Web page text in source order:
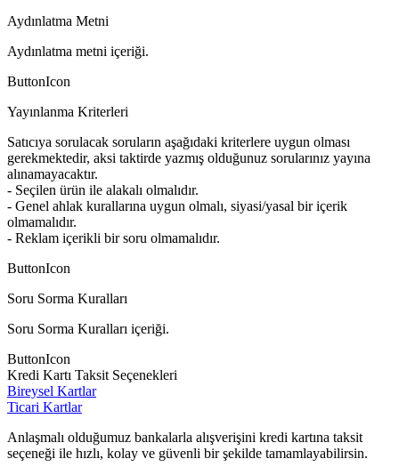
Aydınlatma Metni
Aydınlatma metni içeriği.
ButtonIcon
Yayınlanma Kriterleri
Satıcıya sorulacak soruların aşağıdaki kriterlere uygun olması
gerekmektedir, aksi taktirde yazmış olduğunuz sorularınız yayına
alınamayacaktır.
- Seçilen ürün ile alakalı olmalıdır.
- Genel ahlak kurallarına uygun olmalı, siyasi/yasal bir içerik
olmamalıdır.
- Reklam içerikli bir soru olmamalıdır.
ButtonIcon
Soru Sorma Kuralları
Soru Sorma Kuralları içeriği.
ButtonIcon
Kredi Kartı Taksit Seçenekleri
Bireysel Kartlar
Ticari Kartlar
Anlaşmalı olduğumuz bankalarla alışverişini kredi kartına taksit
seçeneği ile hızlı, kolay ve güvenli bir şekilde tamamlayabilirsin.